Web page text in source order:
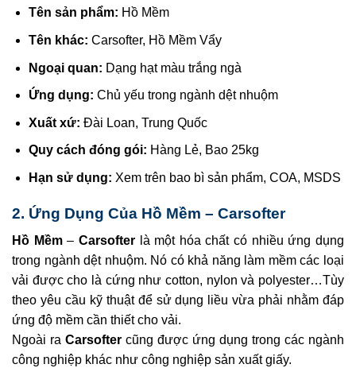
Tên sản phẩm: Hồ Mềm
Tên khác: Carsofter, Hồ Mềm Vẩy
Ngoại quan: Dạng hạt màu trắng ngà
Ứng dụng: Chủ yếu trong ngành dệt nhuộm
Xuất xứ: Đài Loan, Trung Quốc
Quy cách đóng gói: Hàng Lẻ, Bao 25kg
Hạn sử dụng: Xem trên bao bì sản phẩm, COA, MSDS
2. Ứng Dụng Của Hồ Mềm – Carsofter
Hồ Mềm– Carsofterlà một hóa chất có nhiều ứng dụng
trong ngành dệt nhuộm. Nó có khả năng làm mềm các loại
vải được cho là cứng như cotton, nylon và polyester…Tùy
theo yêu cầu kỹ thuật để sử dụng liều vừa phải nhằm đáp
ứng độ mềm cần thiết cho vải.
Ngoài ra Carsofter cũng được ứng dụng trong các ngành
công nghiệp khác như công nghiệp sản xuất giấy.